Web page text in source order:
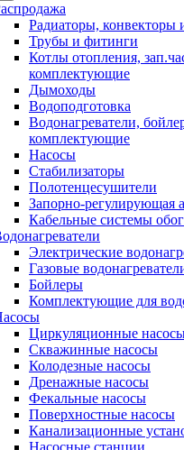
Радиаторы,
Трубы и фитинги
Котлы отопления,
комплектующие
Дымоходы
Водоподготовка
Водонагреватели,
комплектующие
Насосы
Стабилизаторы
Полотенцесушители
Запорно-регулирующая
Кабельные системы
Электрические
Газовые
Бойлеры
Комплектующие для
Циркуляционные
Скважинные насосы
Колодезные насосы
Дренажные насосы
Фекальные насосы
Поверхностные насосы
Канализационные
Насосные станции